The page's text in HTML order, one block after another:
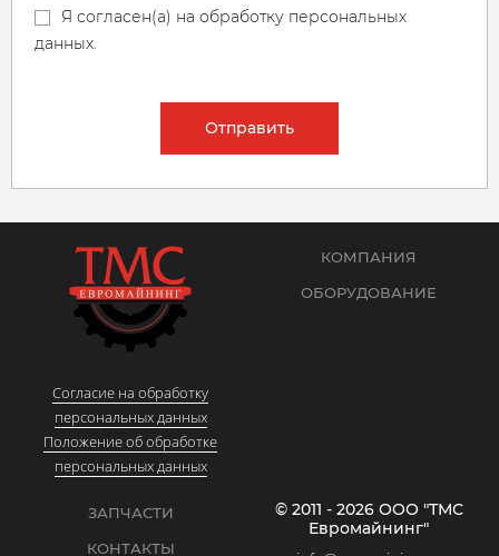
Я согласен(а) на обработку персональных
данных.
Отправить
Согласие на обработку
персональных данных
Положение об обработке
персональных данных
КОМПАНИЯ
ОБОРУДОВАНИЕ
ЗАПЧАСТИ
КОНТАКТЫ
© 2011 - 2026 ООО "ТМС
Евромайнинг"